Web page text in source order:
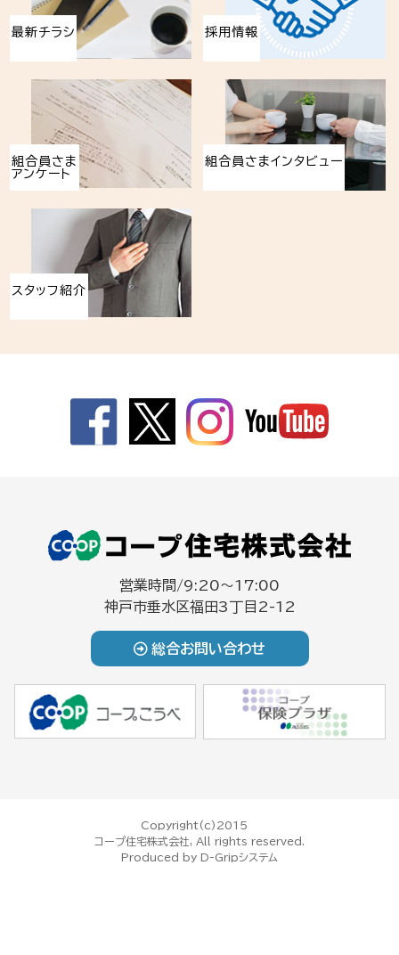
最新チラシ 採用情報
組合員さま
アンケート
組合員さまインタビュー
スタッフ紹介
営業時間/9:20～17:00
神戸市垂水区福田3丁目2-12
総合お問い合わせ
Copyright(c)2015
コープ住宅株式会社, All rights reserved.
Produced by D-Gripシステム